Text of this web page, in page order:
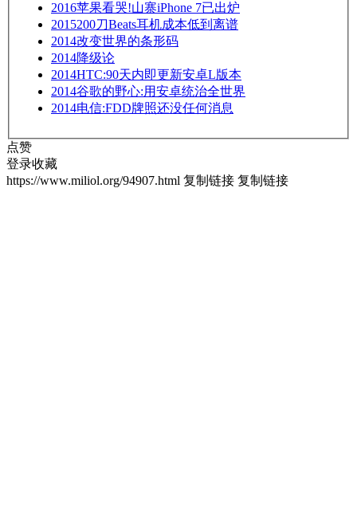
2016苹果看哭!山寨iPhone 7已出炉
2015200刀Beats耳机成本低到离谱
2014改变世界的条形码
2014降级论
2014HTC:90天内即更新安卓L版本
2014谷歌的野心:用安卓统治全世界
2014电信:FDD牌照还没任何消息
点赞
登录收藏
https://www.miliol.org/94907.html 复制链接 复制链接